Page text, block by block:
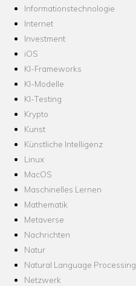
Informationstechnologie
Internet
Investment
iOS
KI-Frameworks
KI-Modelle
KI-Testing
Krypto
Kunst
Künstliche Intelligenz
Linux
MacOS
Maschinelles Lernen
Mathematik
Metaverse
Nachrichten
Natur
Natural Language Processing
Netzwerk